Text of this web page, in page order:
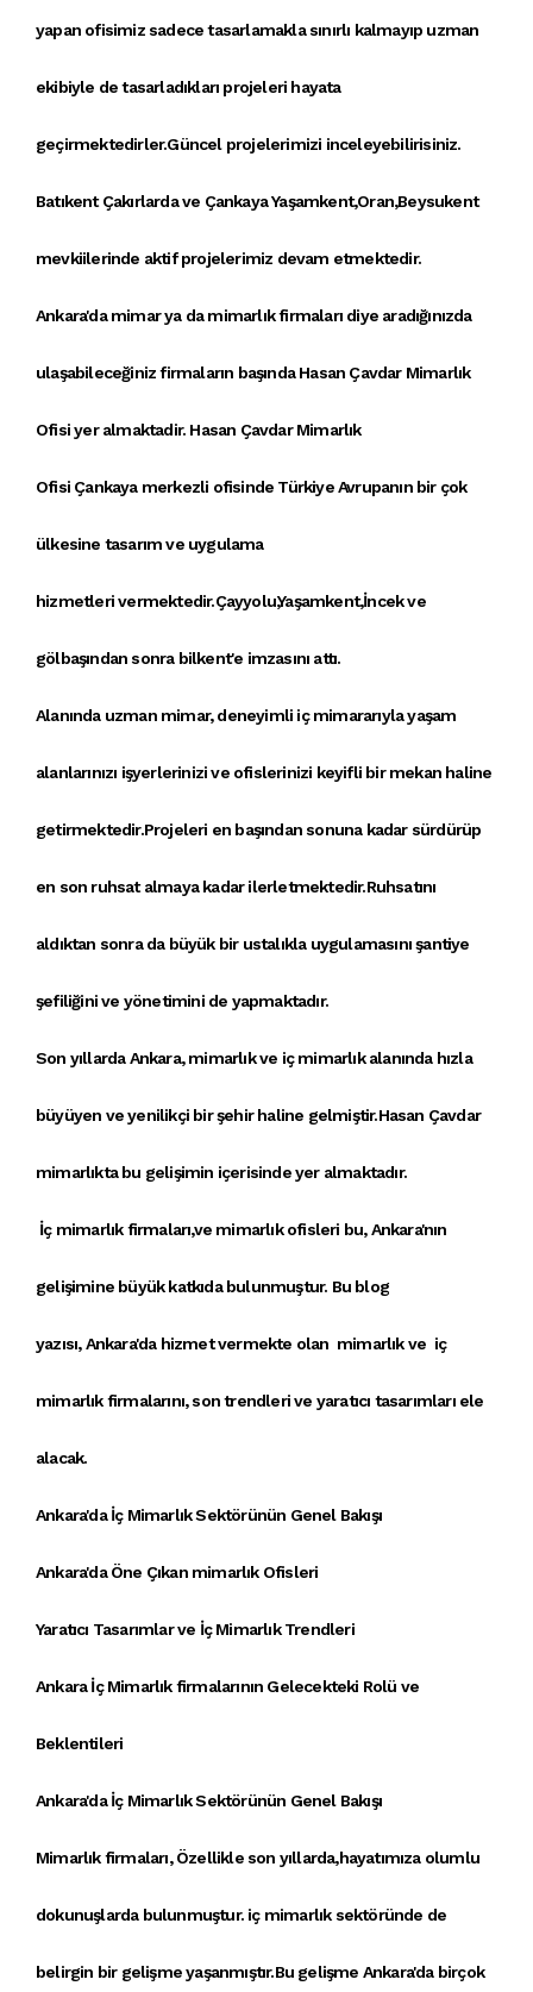
yapan ofisimizsadece tasarlamakla sınırlı kalmayıp uzman
ekibiyle de tasarladıkları projeleri hayata
geçirmektedirler.Güncel projelerimizi inceleyebilirisiniz.
Batıkent Çakırlarda ve Çankaya Yaşamkent,Oran,Beysukent
mevkiilerinde aktif projelerimiz devam etmektedir.
Ankara'da mimarya damimarlık firmaları diye aradığınızda
ulaşabileceğiniz firmaların başındaHasan Çavdar Mimarlık
Ofisiyer almaktadir. Hasan Çavdar Mimarlık
Ofisi Çankayamerkezli ofisinde Türkiye Avrupanın bir çok
ülkesine tasarım ve uygulama
hizmetlerivermektedir.Çayyolu,Yaşamkent,İncek ve
gölbaşından sonra bilkent'e imzasını attı.
Alanında uzman mimar, deneyimli iç mimararıyla yaşam
alanlarınızı işyerlerinizi ve ofislerinizi keyifli bir mekan haline
getirmektedir.Projeleri en başından sonuna kadar sürdürüp
en son ruhsat almaya kadar ilerletmektedir.Ruhsatını
aldıktan sonra da büyük bir ustalıkla uygulamasını şantiye
şefiliğini ve yönetimini de yapmaktadır.
Son yıllardaAnkara, mimarlıkve iç mimarlıkalanında hızla
büyüyen veyenilikçi bir şehir haline gelmiştir.Hasan Çavdar
mimarlıkta bu gelişimin içerisinde yer almaktadır.
İç mimarlık firmaları,ve mimarlık ofisleri bu,Ankara'nın
gelişimine büyük katkıda bulunmuştur. Bu blog
yazısı,Ankara'da hizmet vermekte olan mimarlık ve iç
mimarlık firmalarını,son trendleri ve yaratıcı tasarımlarıele
alacak.
Ankara'da İç Mimarlık Sektörünün Genel Bakışı
Ankara'da Öne Çıkan mimarlık Ofisleri
Yaratıcı Tasarımlar ve İç Mimarlık Trendleri
Ankara İç Mimarlık firmalarının Gelecekteki Rolü ve
Beklentileri
Ankara'da İç Mimarlık Sektörünün Genel Bakışı
Mimarlık firmaları, Özellikle son yıllarda,hayatımıza olumlu
dokunuşlarda bulunmuştur. iç mimarlıksektöründe de
belirgin bir gelişme yaşanmıştır.Bu gelişme Ankara'da birçok